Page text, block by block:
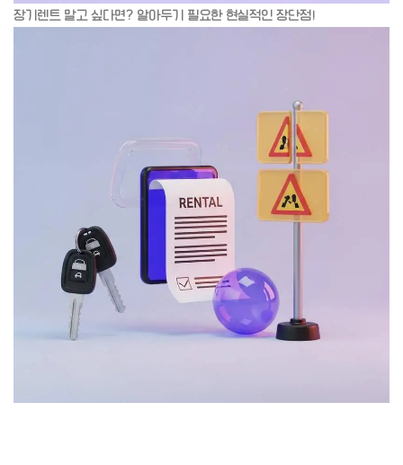
장기렌트 말고 싶다면? 알아두기 필요한 현실적인 장단점!